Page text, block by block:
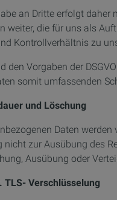
an Dritte erfolgt daher
weiter, die für uns als
Kontrollverhältnis zu
den Vorgaben der
somit umfassenden
und Löschung
Daten
nicht zur Ausübung des
Ausübung oder
TLS- Verschlüsselung